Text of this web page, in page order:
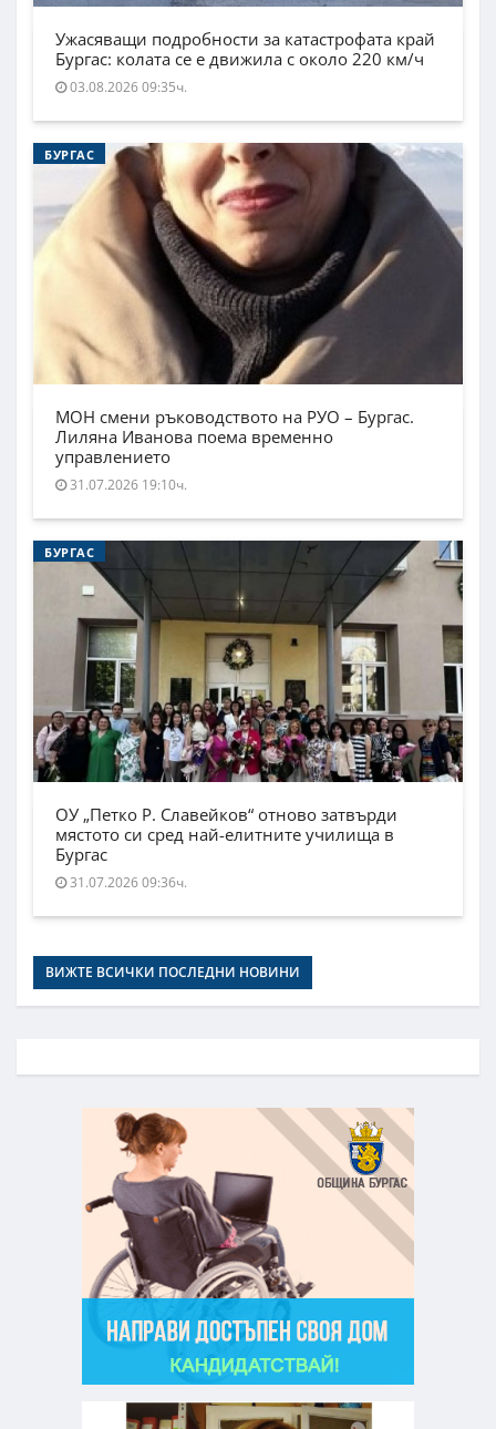
Ужасяващи подробности за катастрофата край
Бургас: колата се е движила с около 220 км/ч
03.08.2026 09:35ч.
БУРГАС
МОН смени ръководството на РУО – Бургас.
Лиляна Иванова поема временно
управлението
31.07.2026 19:10ч.
БУРГАС
ОУ „Петко Р. Славейков“ отново затвърди
мястото си сред най-елитните училища в
Бургас
31.07.2026 09:36ч.
ВИЖТЕ ВСИЧКИ ПОСЛЕДНИ НОВИНИ